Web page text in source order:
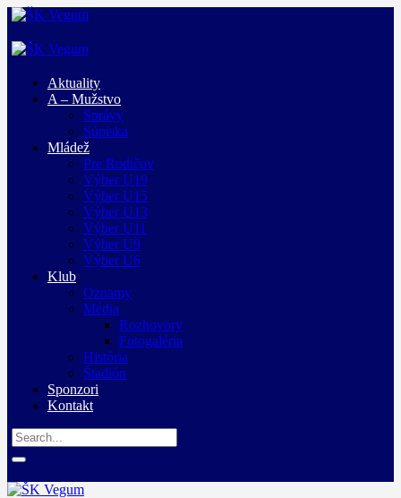
Aktuality
A – Mužstvo
Správy
Súpiska
Mládež
Pre Rodičov
Výber U19
Výber U15
Výber U13
Výber U11
Výber U9
Výber U6
Klub
Oznamy
Média
Rozhovory
Fotogaléria
História
Štadión
Sponzori
Kontakt